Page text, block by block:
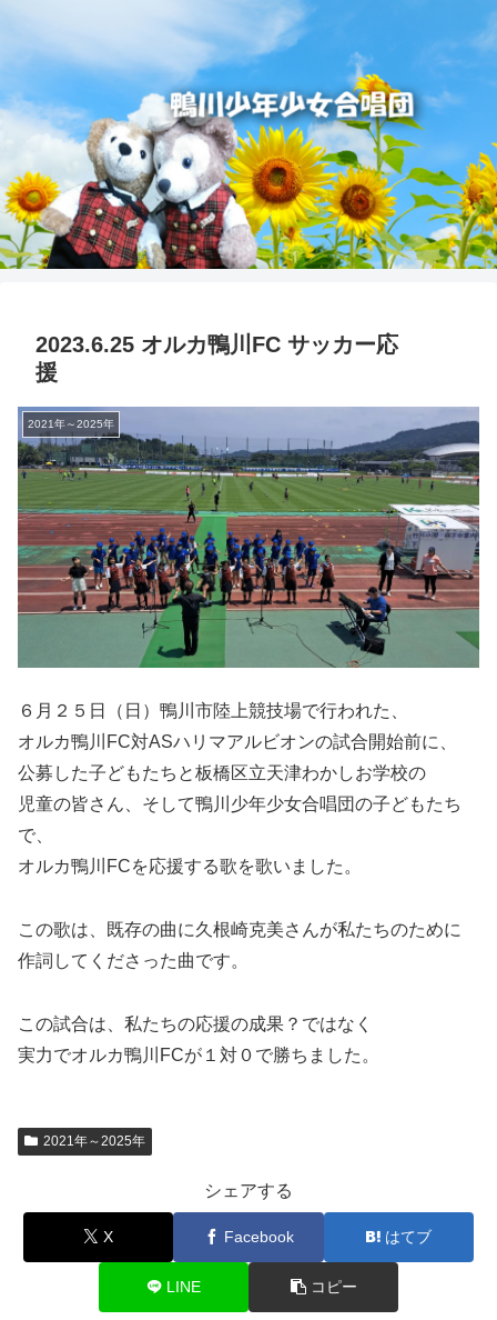
2023.6.25 オルカ鴨川FC サッカー応
援
2021年～2025年
６月２５日（日）鴨川市陸上競技場で行われた、
オルカ鴨川FC対ASハリマアルビオンの試合開始前に、
公募した子どもたちと板橋区立天津わかしお学校の
児童の皆さん、そして鴨川少年少女合唱団の子どもたち
で、
オルカ鴨川FCを応援する歌を歌いました。
この歌は、既存の曲に久根崎克美さんが私たちのために
作詞してくださった曲です。
この試合は、私たちの応援の成果？ではなく
実力でオルカ鴨川FCが１対０で勝ちました。
2021年～2025年
シェアする
X Facebook はてブ
LINE コピー